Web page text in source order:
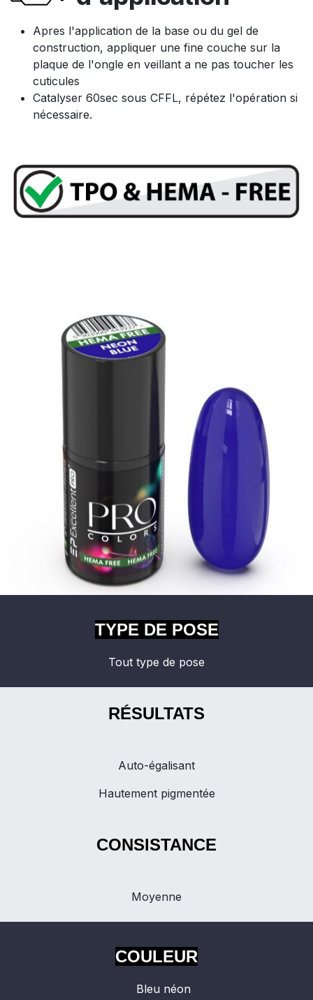
Apres l'application de la base ou du gel de
construction, appliquer une fine couche sur la
plaque de l'ongle en veillant a ne pas toucher les
cuticules
Catalyser 60sec sous CFFL, répétez l'opération si
nécessaire.
TYPE DE POSE
Tout type de pose
RÉSULTATS
Auto-égalisant
Hautement pigmentée
CONSISTANCE
Moyenne
COULEUR
Bleu néon